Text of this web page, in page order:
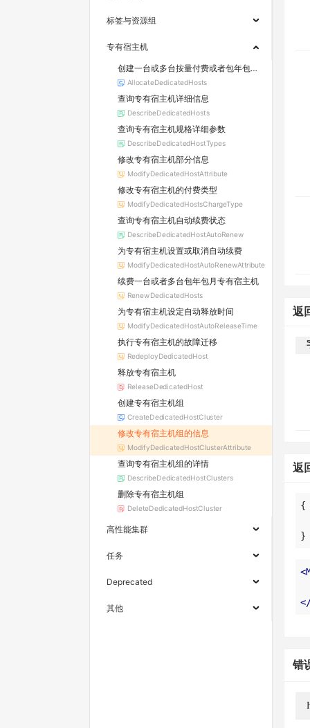
标签与资源组
专有宿主机
创建一台或多台按量付费或者包年包月专有宿主机
AllocateDedicatedHosts
查询专有宿主机详细信息
DescribeDedicatedHosts
查询专有宿主机规格详细参数
DescribeDedicatedHostTypes
修改专有宿主机部分信息
ModifyDedicatedHostAttribute
修改专有宿主机的付费类型
ModifyDedicatedHostsChargeType
查询专有宿主机自动续费状态
DescribeDedicatedHostAutoRenew
为专有宿主机设置或取消自动续费
ModifyDedicatedHostAutoRenewAttribute
续费一台或者多台包年包月专有宿主机
RenewDedicatedHosts
为专有宿主机设定自动释放时间
ModifyDedicatedHostAutoReleaseTime
执行专有宿主机的故障迁移
RedeployDedicatedHost
释放专有宿主机
ReleaseDedicatedHost
创建专有宿主机组
CreateDedicatedHostCluster
修改专有宿主机组的信息
ModifyDedicatedHostClusterAttribute
查询专有宿主机组的详情
DescribeDedicatedHostClusters
删除专有宿主机组
DeleteDedicatedHostCluster
高性能集群
任务
Deprecated
其他
返
返
}
<
错